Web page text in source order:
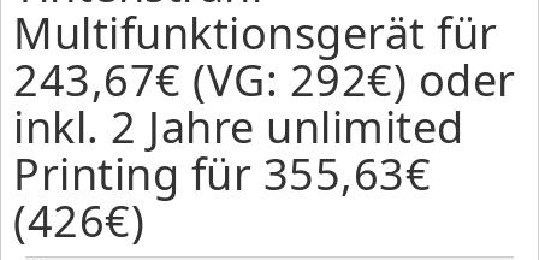
Multifunktionsgerät für
243,67€ (VG: 292€) oder
inkl. 2 Jahre unlimited
Printing für 355,63€
(426€)